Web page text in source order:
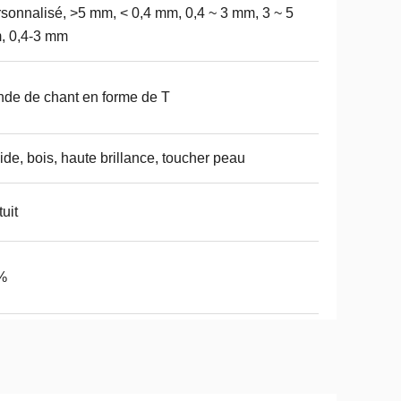
>5 mm, < 0,4 mm, 0,4 ~ 3 mm, 3 ~ 5
0,4-3 mm
de chant en forme de T
bois, haute brillance, toucher peau